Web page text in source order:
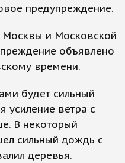
предупреждение.
и Московской
объявлено
времени.
будет сильный
усиление ветра с
В некоторый
сильный дождь с
деревья.